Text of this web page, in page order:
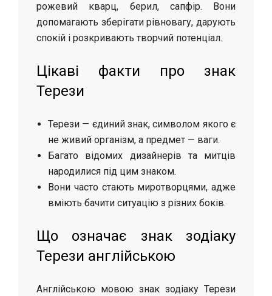
рожевий кварц, берил, сапфір. Вони
допомагають зберігати рівновагу, дарують
спокій і розкривають творчий потенціал.
Цікаві факти про знак
Терези
Терези — єдиний знак, символом якого є
не живий організм, а предмет — ваги.
Багато відомих дизайнерів та митців
народилися під цим знаком.
Вони часто стають миротворцями, адже
вміють бачити ситуацію з різних боків.
Що означає знак зодіаку
Терези англійською
Англійською мовою знак зодіаку Терези